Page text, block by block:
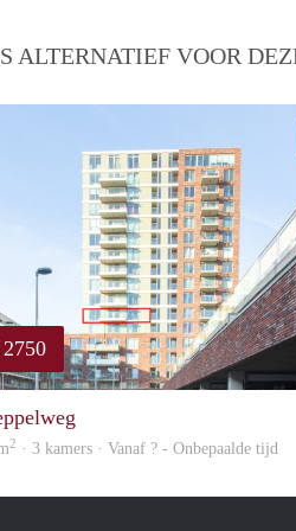
ALTERNATIEF VOOR
2750
2 · 3 kamers · Vanaf ? - Onbepaalde tijd